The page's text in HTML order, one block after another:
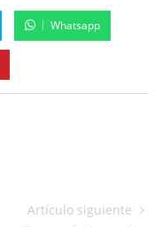
Whatsapp
Artículo siguiente